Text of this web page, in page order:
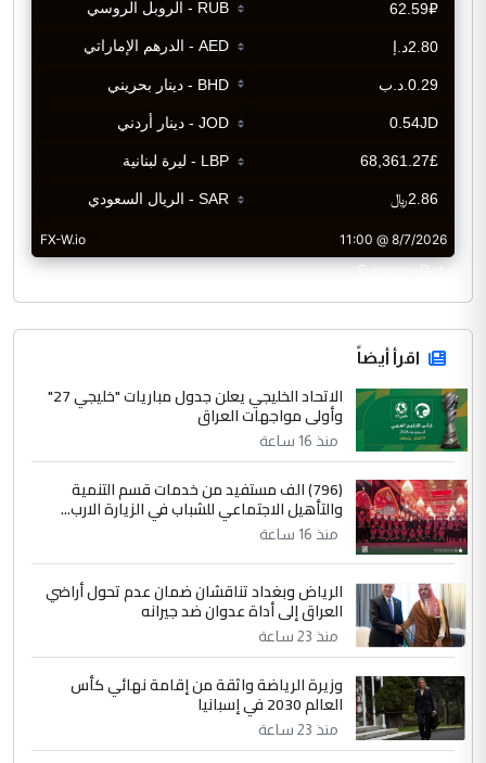
CurrencyRate
اقرأ أيضاً
الاتحاد الخليجي يعلن جدول مباريات "خليجي 27"
وأولى مواجهات العراق
منذ 16 ساعة
(796) الف مستفيد من خدمات قسم التنمية
والتأهيل الاجتماعي للشباب في الزيارة الارب...
منذ 16 ساعة
الرياض وبغداد تناقشان ضمان عدم تحول أراضي
العراق إلى أداة عدوان ضد جيرانه
منذ 23 ساعة
وزيرة الرياضة واثقة من إقامة نهائي كأس
العالم 2030 في إسبانيا
منذ 23 ساعة